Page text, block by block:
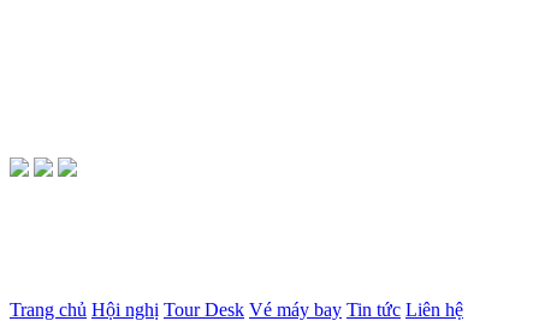
Trang chủ Hội nghị Tour Desk Vé máy bay Tin tức Liên hệ